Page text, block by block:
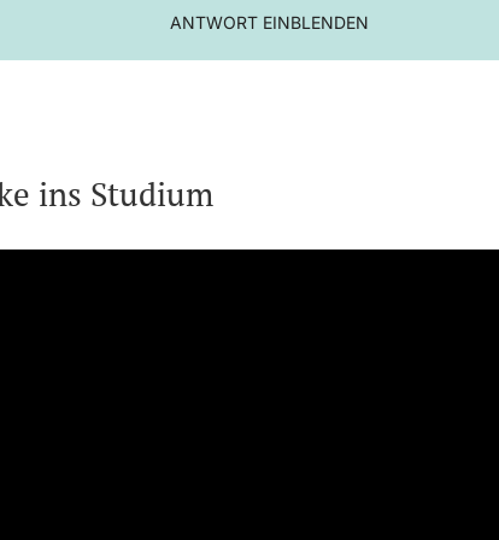
ANTWORT EINBLENDEN
ins Studium